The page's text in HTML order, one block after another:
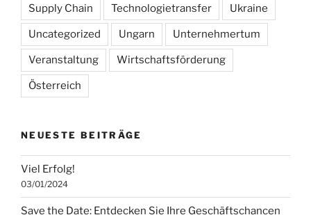
Supply Chain Technologietransfer Ukraine
Uncategorized Ungarn Unternehmertum
Veranstaltung Wirtschaftsförderung
Österreich
NEUESTE BEITRÄGE
Viel Erfolg!
03/01/2024
Save the Date: Entdecken Sie Ihre Geschäftschancen